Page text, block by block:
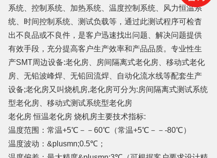
系统、控制系统、加热系统、温度控制系统、风力恒温系
统、时间控制系统、测试负载等，通过此测试程序可检杳
出不良品或不良件，是客户迅速找出问题、解决问题提供
有效手段，充分提高客户生产效率和产品品质。专业性生
产SMT周边设备:老化房、房间隔离式老化房、移动式老化
房、无铅波峰焊、无铅回流焊、自动化流水线等配套生产
设备;老化房又叫烧机房,老化房可分为:房间隔离式测试系统
型老化房、移动式测试系统型老化房
老化房 恒温老化房 烧机房主要技术指标:
温度范围：常温+5℃－－60℃（常温+5℃－－-80℃）
温度波动：&plusmn;0.5℃；